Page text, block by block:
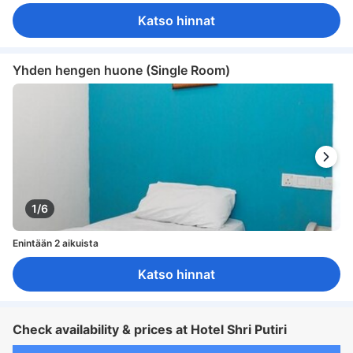
Katso hinnat
Yhden hengen huone (Single Room)
1/6
Enintään 2 aikuista
Katso hinnat
Check availability & prices at Hotel Shri Putiri